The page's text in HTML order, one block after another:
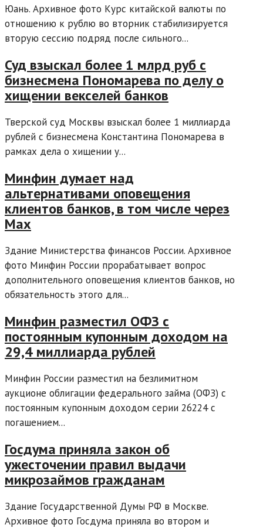
Юань. Архивное фото Курс китайской валюты по
отношению к рублю во вторник стабилизируется
вторую сессию подряд после сильного...
Суд взыскал более 1 млрд руб с
бизнесмена Пономарева по делу о
хищении векселей банков
Тверской суд Москвы взыскал более 1 миллиарда
рублей с бизнесмена Константина Пономарева в
рамках дела о хищении у...
Минфин думает над
альтернативами оповещения
клиентов банков, в том числе через
Max
Здание Министерства финансов России. Архивное
фото Минфин России прорабатывает вопрос
дополнительного оповещения клиентов банков, но
обязательность этого для...
Минфин разместил ОФЗ с
постоянным купонным доходом на
29,4 миллиарда рублей
Минфин России разместил на безлимитном
аукционе облигации федерального займа (ОФЗ) с
постоянным купонным доходом серии 26224 с
погашением...
Госдума приняла закон об
ужесточении правил выдачи
микрозаймов гражданам
Здание Государственной Думы РФ в Москве.
Архивное фото Госдума приняла во втором и